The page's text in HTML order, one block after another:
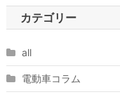
カテゴリー
all
電動車コラム